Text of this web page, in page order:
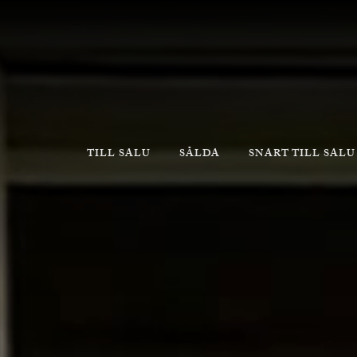
TILL SALU SÅLDA SNART TILL SALU